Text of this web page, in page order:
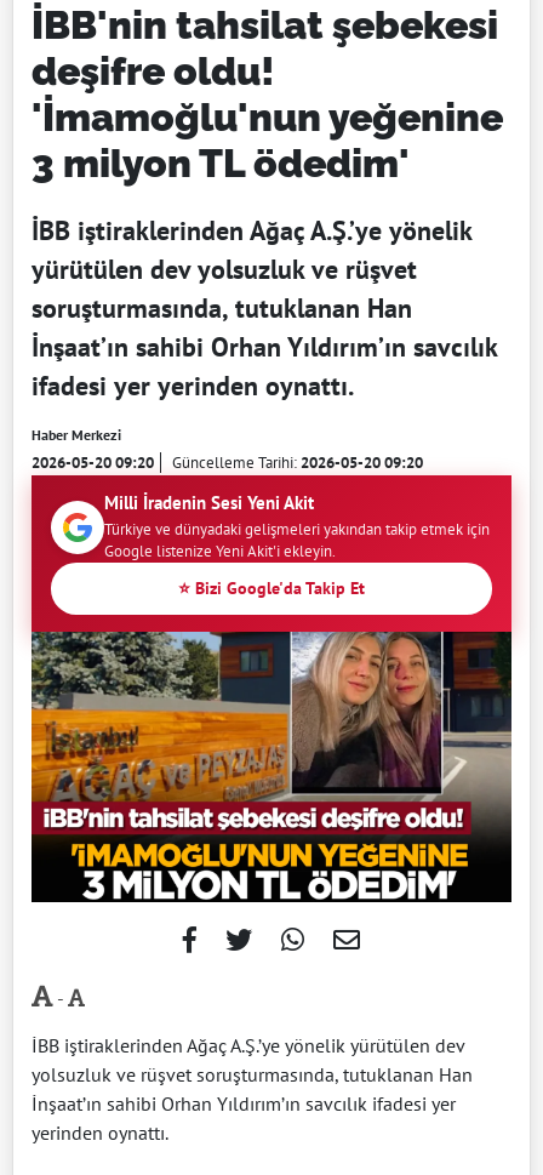
İBB'nin tahsilat şebekesi
deşifre oldu!
'İmamoğlu'nun yeğenine
3 milyon TL ödedim'
İBB iştiraklerinden Ağaç A.Ş.’ye yönelik
yürütülen dev yolsuzluk ve rüşvet
soruşturmasında, tutuklanan Han
İnşaat’ın sahibi Orhan Yıldırım’ın savcılık
ifadesi yer yerinden oynattı.
Haber Merkezi
2026-05-20 09:20 Güncelleme Tarihi:2026-05-20 09:20
Milli İradenin Sesi Yeni Akit
Türkiye ve dünyadaki gelişmeleri yakından takip etmek için
Google listenize Yeni Akit'i ekleyin.
⭐ Bizi Google'da Takip Et
-
İBB iştiraklerinden Ağaç A.Ş.’ye yönelik yürütülen dev
yolsuzluk ve rüşvet soruşturmasında, tutuklanan Han
İnşaat’ın sahibi Orhan Yıldırım’ın savcılık ifadesi yer
yerinden oynattı.